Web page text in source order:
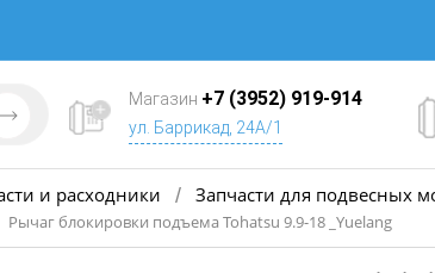
Магазин +7 (3952) 919-914
ул. Баррикад, 24А/1
и расходники / Запчасти для подвесных
Рычаг блокировки подъема Tohatsu 9.9-18 _Yuelang